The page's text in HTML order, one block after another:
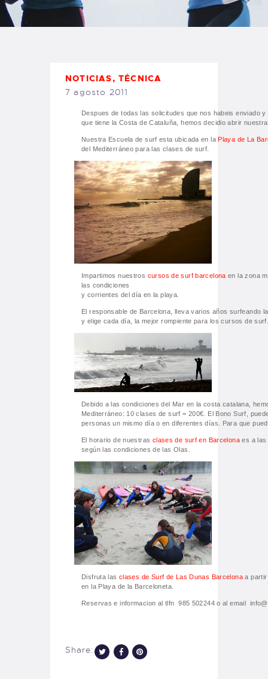
TIENDA FAMILY
WEBCAM SALINAS
NOTICIAS,TÉCNICA
7 agosto 2011
Despues de todas las solicitudes que nos habeis enviado
que tiene la Costa de Cataluña, hemos decidio abrir
Nuestra Escuela de surf esta ubicada en la Playa de La
del Mediterráneo para las clases de surf.
Impartimos nuestros cursos de surf barcelona en la zona
las condiciones
y corrientes del día en la playa.
El responsable de Barcelona, lleva varios años surfeando
y elige cada día, la mejor rompiente para los cursos de
Debido a las condiciones del Mar en la costa catalana,
Mediterráneo: 10 clases de surf = 200€. El Bono Surf,
personas un mismo día o en diferentes días. Para que
El horario de nuestras clases de surf en Barcelona es a las
según las condiciones de las Olas.
Disfruta las clases de Surf de Las Dunas Barcelona a partir
en la Playa de la Barceloneta.
Reservas e informacion al tlfn 985 502244 o al email
Share: